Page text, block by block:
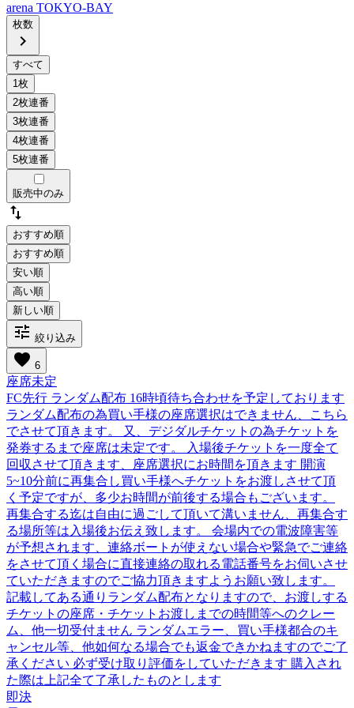
arena TOKYO-BAY
枚数
chevron_right
販売中のみ
swap_vert
おすすめ順
tune 絞り込み
favorite 6
座席未定
FC先行 ランダム配布 16時頃待ち合わせを予定しております
ランダム配布の為買い手様の座席選択はできません、こちら
でさせて頂きます。 又、デジダルチケットの為チケットを
発券するまで座席は未定です。 入場後チケットを一度全て
回収させて頂きます、座席選択にお時間を頂きます 開演
5~10分前に再集合し買い手様へチケットをお渡しさせて頂
く予定ですが、多少お時間が前後する場合もございます。
再集合する迄は自由に過ごして頂いて溝いません、再集合す
る場所等は入場後お伝え致します。 会場内での電波障害等
が予想されます、連絡ボートが使えない場合や緊急でご連絡
をさせて頂く場合に直接連絡の取れる電話番号をお伺いさせ
ていただきますのでご協力頂きますようお願い致します。
記載してある通りランダム配布となりますので、お渡しする
チケットの座席・チケットお渡しまでの時間等へのクレー
ム、他一切受付ません ランダムエラー、買い手様都合のキ
ャンセル等、他如何なる場合でも返金できかねますのでご了
承ください 必ず受け取り評価をしていただきます 購入され
た際は上記全て了承したものとします
即決